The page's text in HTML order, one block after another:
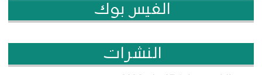
الفيس بوك
النشرات